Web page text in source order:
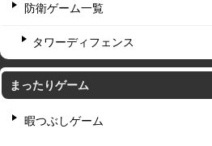
防衛ゲーム一覧
タワーディフェンス
まったりゲーム
暇つぶしゲーム